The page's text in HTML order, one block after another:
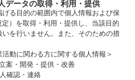
データの取得・利用・提供
る目的の範囲内で個人情報および保
）を取得・利用・提供し、当該目的
を行いません。また、そのための措
動に関わる方に関する個人情報＞
案・開発・提供・改善
確認・連絡